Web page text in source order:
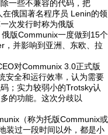
一些不兼容的代码，把
俄国著名程序员 Lenin的领
次发行时称为俄版
版Communix一度做到15个
，并影响到亚洲、东欧、拉
对Communix 3.0正式版
安全和运行效率，认为需要
；实力较弱小的Trotsky认
的功能。这次分歧以
（称为托版Communix或
装过一段时间以外，都是小